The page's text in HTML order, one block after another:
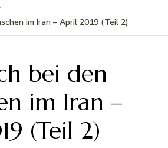
im Iran – April 2019 (Teil 2)
bei den
im Iran –
(Teil 2)